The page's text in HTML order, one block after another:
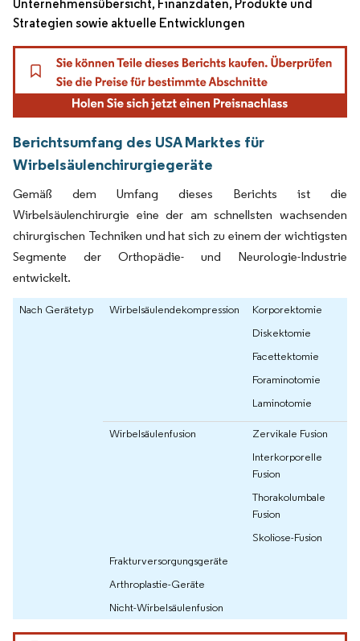
Unternehmensübersicht, Finanzdaten, Produkte und
Strategien sowie aktuelle Entwicklungen
Berichtsumfang des USA Marktes für
Wirbelsäulenchirurgiegeräte
Gemäß dem Umfang dieses Berichts ist die
Wirbelsäulenchirurgie eine der am schnellsten wachsenden
chirurgischen Techniken und hat sich zu einem der wichtigsten
Segmente der Orthopädie- und Neurologie-Industrie
entwickelt.
Nach Gerätetyp Wirbelsäulendekompression
Korporektomie
Diskektomie
Facettektomie
Foraminotomie
Laminotomie
Wirbelsäulenfusion
Zervikale Fusion
Interkorporelle
Fusion
Thorakolumbale
Fusion
Skoliose-Fusion
Frakturversorgungsgeräte
Arthroplastie-Geräte
Nicht-Wirbelsäulenfusion